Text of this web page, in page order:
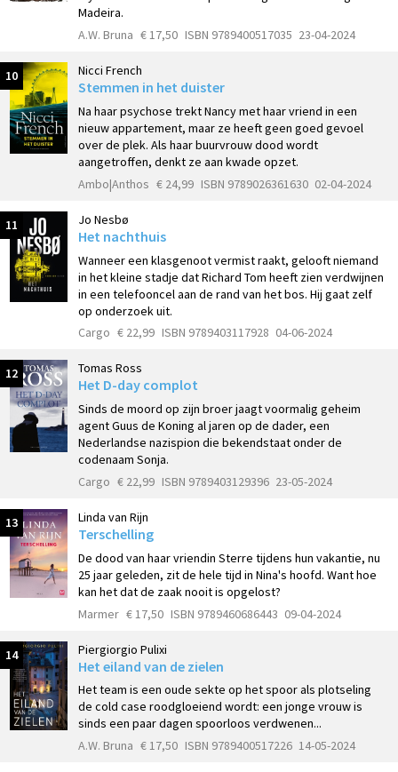
Madeira.
A.W. Bruna € 17,50 ISBN 9789400517035 23-04-2024
10 Nicci French
Stemmen in het duister
Na haar psychose trekt Nancy met haar vriend in een
nieuw appartement, maar ze heeft geen goed gevoel
over de plek. Als haar buurvrouw dood wordt
aangetroffen, denkt ze aan kwade opzet.
Ambo|Anthos € 24,99 ISBN 9789026361630 02-04-2024
11 Jo Nesbø
Het nachthuis
Wanneer een klasgenoot vermist raakt, gelooft niemand
in het kleine stadje dat Richard Tom heeft zien verdwijnen
in een telefooncel aan de rand van het bos. Hij gaat zelf
op onderzoek uit.
Cargo € 22,99 ISBN 9789403117928 04-06-2024
12 Tomas Ross
Het D-day complot
Sinds de moord op zijn broer jaagt voormalig geheim
agent Guus de Koning al jaren op de dader, een
Nederlandse nazispion die bekendstaat onder de
codenaam Sonja.
Cargo € 22,99 ISBN 9789403129396 23-05-2024
13 Linda van Rijn
Terschelling
De dood van haar vriendin Sterre tijdens hun vakantie, nu
25 jaar geleden, zit de hele tijd in Nina's hoofd. Want hoe
kan het dat de zaak nooit is opgelost?
Marmer € 17,50 ISBN 9789460686443 09-04-2024
14 Piergiorgio Pulixi
Het eiland van de zielen
Het team is een oude sekte op het spoor als plotseling
de cold case roodgloeiend wordt: een jonge vrouw is
sinds een paar dagen spoorloos verdwenen...
A.W. Bruna € 17,50 ISBN 9789400517226 14-05-2024